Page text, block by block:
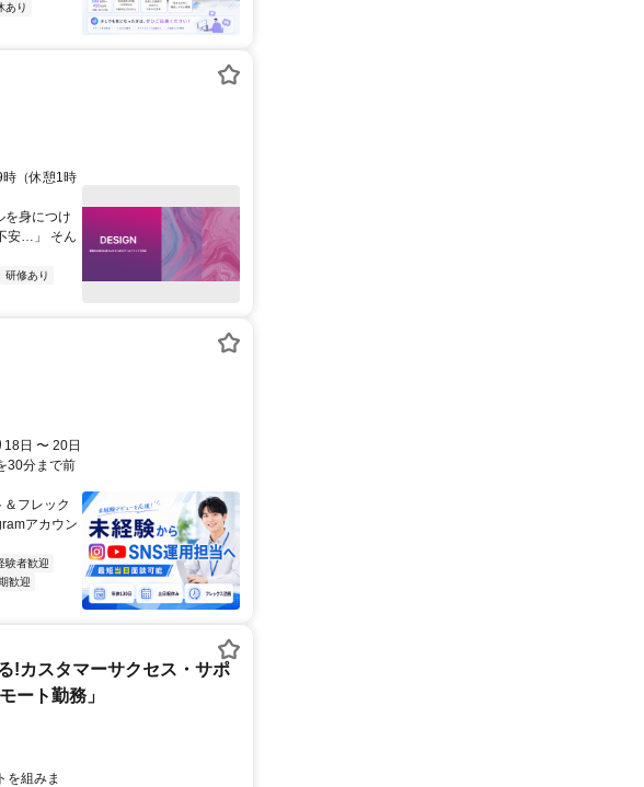
あり
（休憩1時
を身につけ
安…」 そん
研修あり
日 〜 20日
30分まで前
フレック
アカウン
験者歓迎
歓迎
!カスタマーサクセス・サポ
ート勤務」
を組みま